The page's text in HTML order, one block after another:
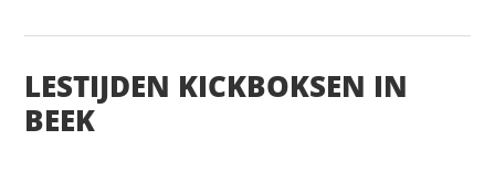
LESTIJDEN KICKBOKSEN IN
BEEK